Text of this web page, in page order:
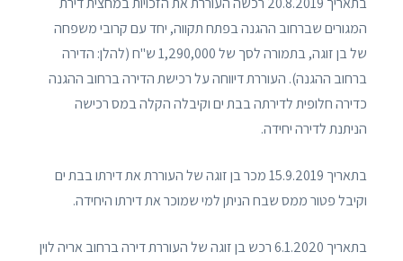
המגורים שברחוב ההגנה בפתח תקווה, יחד עם קרובי משפחה
של בן זוגה, בתמורה לסך של 1,290,000 ש"ח (להלן: הדירה
ברחוב ההגנה). העוררת דיווחה על רכישת הדירה ברחוב ההגנה
כדירה חלופית לדירתה בבת ים וקיבלה הקלה במס רכישה
הניתנת לדירה יחידה.
בתאריך 15.9.2019 מכר בן זוגה של העוררת את דירתו בבת ים
וקיבל פטור ממס שבח הניתן למי שמוכר את דירתו היחידה.
בתאריך 6.1.2020 רכש בן זוגה של העוררת דירה ברחוב אריה לוין